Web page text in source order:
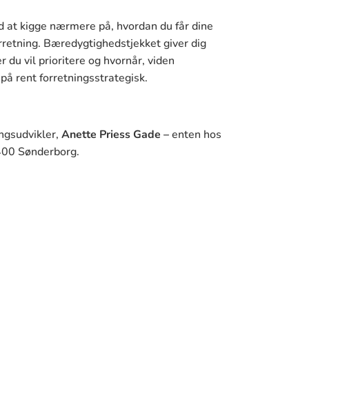
at kigge nærmere på, hvordan du får dine
Bæredygtighedstjekket giver dig
du vil prioritere og hvornår, viden
rent forretningsstrategisk.
Anette Priess Gade –enten hos
Sønderborg.